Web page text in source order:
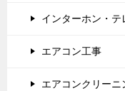
インターホン・
エアコン工事
エアコンクリーニ